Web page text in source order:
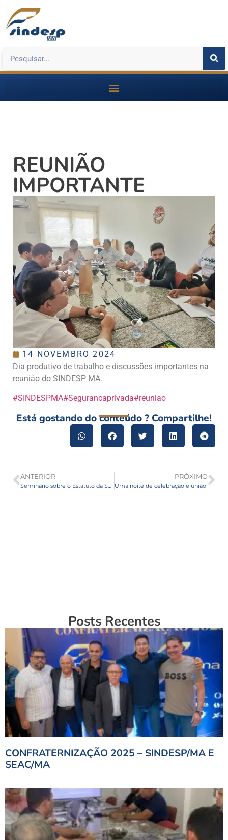
REUNIÃO
IMPORTANTE
14 NOVEMBRO 2024
Dia produtivo de trabalho e discussões importantes na
reunião do SINDESP MA.
#SINDESPMA#Segurancaprivada#reuniao
Está gostando do conteúdo ? Compartilhe!
ANTERIOR PRÓXIMO
Uma noite de celebração e união!
Posts Recentes
CONFRATERNIZAÇÃO 2025 – SINDESP/MA E
SEAC/MA